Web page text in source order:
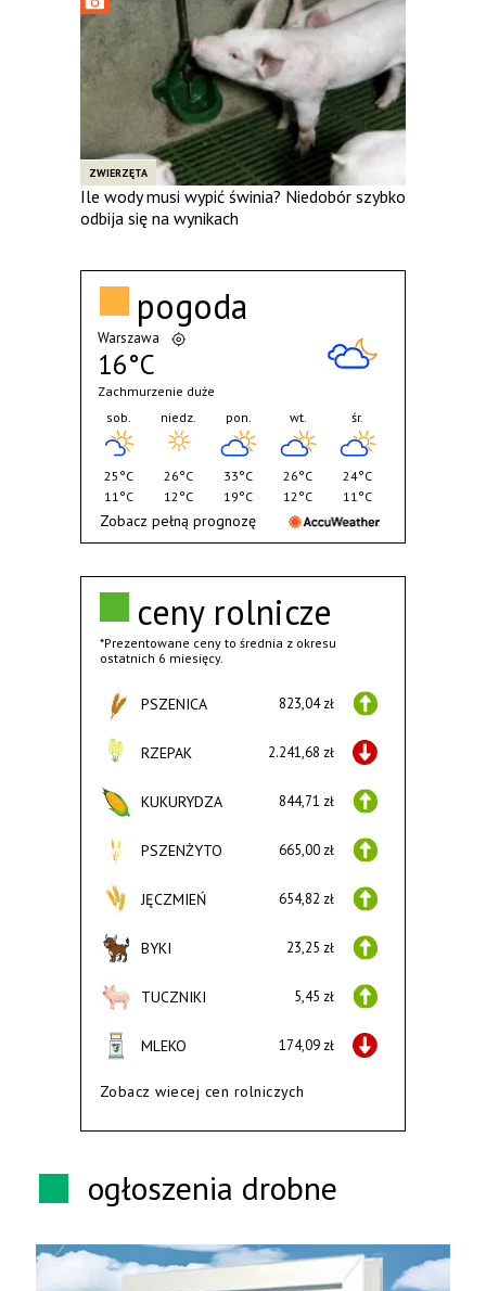
ZWIERZĘTA
Ile wody musi wypić świnia? Niedobór szybko
odbija się na wynikach
ceny rolnicze
*Prezentowane ceny to średnia z okresu
ostatnich 6 miesięcy.
PSZENICA 823,04 zł
RZEPAK 2.241,68 zł
KUKURYDZA 844,71 zł
PSZENŻYTO 665,00 zł
JĘCZMIEŃ 654,82 zł
BYKI 23,25 zł
TUCZNIKI 5,45 zł
MLEKO 174,09 zł
Zobacz wiecej cen rolniczych
pogoda
Warszawa
16°C
Zachmurzenie duże
sob.
25°C
11°C
niedz.
26°C
12°C
pon.
33°C
19°C
wt.
26°C
12°C
śr.
24°C
11°C
Zobacz pełną prognozę
ogłoszenia drobne